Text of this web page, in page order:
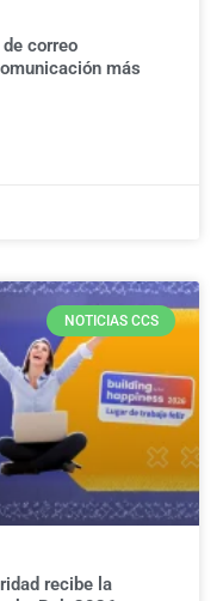
correo
más
NOTICIAS CCS
recibe la